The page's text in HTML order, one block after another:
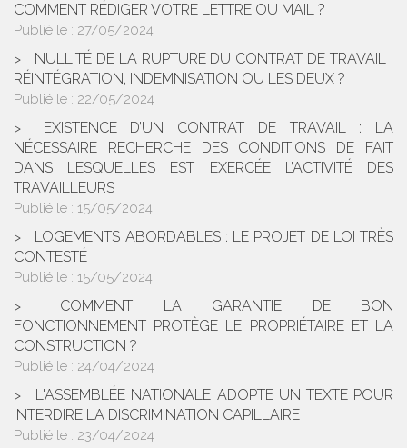
COMMENT RÉDIGER VOTRE LETTRE OU MAIL ?
Publié le : 27/05/2024
NULLITÉ DE LA RUPTURE DU CONTRAT DE TRAVAIL :
RÉINTÉGRATION, INDEMNISATION OU LES DEUX ?
Publié le : 22/05/2024
EXISTENCE D’UN CONTRAT DE TRAVAIL : LA
NÉCESSAIRE RECHERCHE DES CONDITIONS DE FAIT
DANS LESQUELLES EST EXERCÉE L’ACTIVITÉ DES
TRAVAILLEURS
Publié le : 15/05/2024
LOGEMENTS ABORDABLES : LE PROJET DE LOI TRÈS
CONTESTÉ
Publié le : 15/05/2024
COMMENT LA GARANTIE DE BON
FONCTIONNEMENT PROTÈGE LE PROPRIÉTAIRE ET LA
CONSTRUCTION ?
Publié le : 24/04/2024
L'ASSEMBLÉE NATIONALE ADOPTE UN TEXTE POUR
INTERDIRE LA DISCRIMINATION CAPILLAIRE
Publié le : 23/04/2024